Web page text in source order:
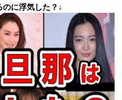
に浮気した？↓